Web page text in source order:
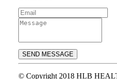
SEND MESSAGE
© Copyright 2018 HLB